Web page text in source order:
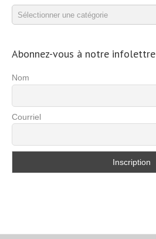
Catégories
d’exercices
Abonnez-vous à notre infolettre
Nom
Courriel